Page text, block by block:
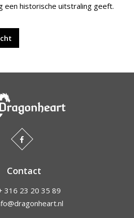
een historische uitstraling geeft.
Contact
316 23 20 35 89